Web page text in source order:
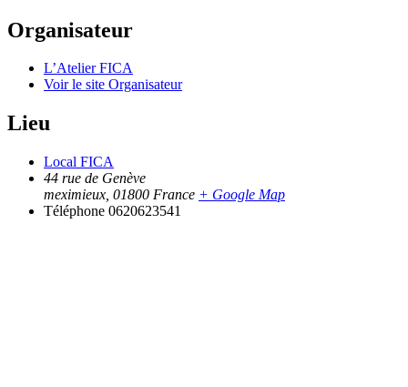
Organisateur
L’Atelier FICA
Voir le site Organisateur
Lieu
Local FICA
44 rue de Genève
meximieux 01800 France + Google Map
Téléphone 0620623541